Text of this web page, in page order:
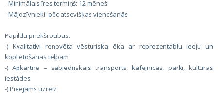
- Minimālais īres termiņš: 12 mēneši
- Mājdzīvnieki: pēc atsevišķas vienošanās
Papildu priekšrocības:
-) Kvalitatīvi renovēta vēsturiska ēka ar reprezentablu ieeju un
koplietošanas telpām
-) Apkārtnē – sabiedriskais transports, kafejnīcas, parki, kultūras
iestādes
-) Pieejams uzreiz